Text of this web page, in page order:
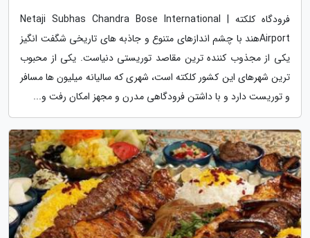
فرودگاه کلکته | Netaji Subhas Chandra Bose International
Airportهند با چشم اندازهای متنوع و جاذبه های تاریخی شگفت انگیز
یکی از مجذوب کننده ترین مقاصد توریستی دنیاست. یکی از محبوب
ترین شهرهای این کشور کلکته است، شهری که سالیانه میلیون ها مسافر
و توریست دارد و با داشتن فرودگاهی مدرن و مجهز امکان رفت و...